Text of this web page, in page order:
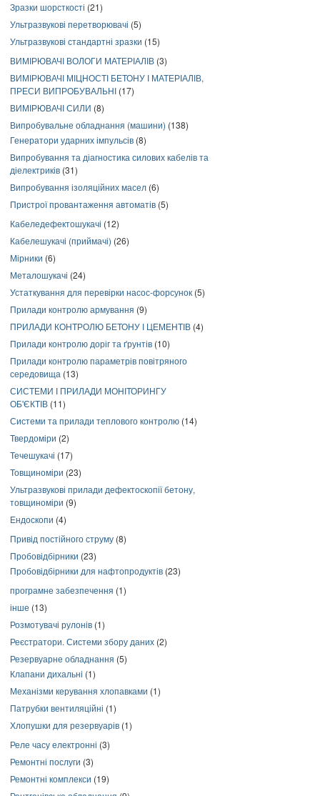
Зразки шорсткості (21)
Ультразвукові перетворювачі (5)
Ультразвукові стандартні зразки (15)
ВИМІРЮВАЧІ ВОЛОГИ МАТЕРІАЛІВ (3)
ВИМІРЮВАЧІ МІЦНОСТІ БЕТОНУ І МАТЕРІАЛІВ,
ПРЕСИ ВИПРОБУВАЛЬНІ (17)
ВИМІРЮВАЧІ СИЛИ (8)
Випробувальне обладнання (машини) (138)
Генератори ударних імпульсів (8)
Випробування та діагностика силових кабелів та
діелектриків (31)
Випробування ізоляційних масел (6)
Пристрої провантаження автоматів (5)
Кабеледефектошукачі (12)
Кабелешукачі (приймачі) (26)
Мірники (6)
Металошукачі (24)
Устаткування для перевірки насос-форсунок (5)
Прилади контролю армування (9)
ПРИЛАДИ КОНТРОЛЮ БЕТОНУ І ЦЕМЕНТІВ (4)
Прилади контролю доріг та ґрунтів (10)
Прилади контролю параметрів повітряного
середовища (13)
СИСТЕМИ І ПРИЛАДИ МОНІТОРИНГУ
ОБ'ЄКТІВ (11)
Системи та прилади теплового контролю (14)
Твердоміри (2)
Течешукачі (17)
Товщиноміри (23)
Ультразвукові прилади дефектоскопії бетону,
товщиноміри (9)
Ендоскопи (4)
Привід постійного струму (8)
Пробовідбірники (23)
Пробовідбірники для нафтопродуктів (23)
програмне забезпечення (1)
інше (13)
Розмотувачі рулонів (1)
Реєстратори. Системи збору даних (2)
Резервуарне обладнання (5)
Клапани дихальні (1)
Механізми керування хлопавками (1)
Патрубки вентиляційні (1)
Хлопушки для резервуарів (1)
Реле часу електронні (3)
Ремонтні послуги (3)
Ремонтні комплекси (19)